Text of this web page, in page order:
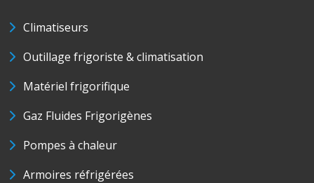
Climatiseurs
Outillage frigoriste & climatisation
Matériel frigorifique
Gaz Fluides Frigorigènes
Pompes à chaleur
Armoires réfrigérées